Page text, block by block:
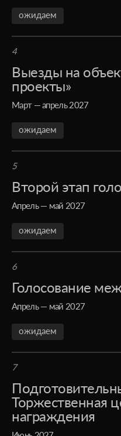
ожидаем
4
Выезды на
проекты»
Март — апрель 2027
ожидаем
5
Второй этап
Апрель — май 2027
ожидаем
6
Голосование
Апрель — май 2027
ожидаем
7
Торжественная
награждения